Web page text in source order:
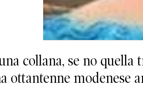
collana, se no quella
ottantenne modenese